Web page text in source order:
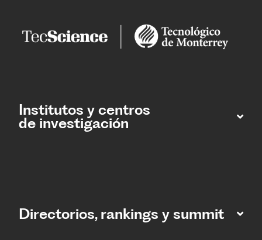
Institutos y centros
de investigación
Directorios, rankings y summit